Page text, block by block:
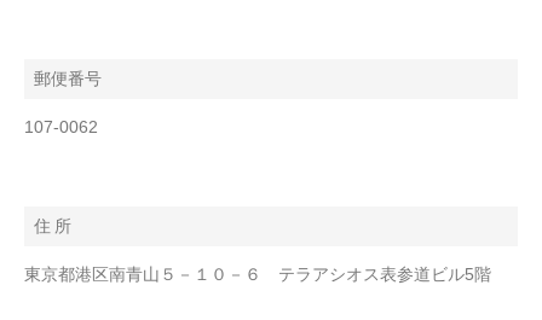
郵便番号
107-0062
住 所
東京都港区南青山５－１０－６ テラアシオス表参道ビル5階